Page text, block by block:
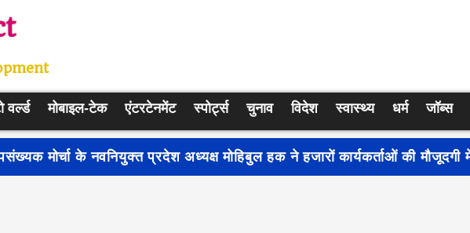
वर्ल्ड मोबाइल-टेक एंटरटेनमेंट स्पोर्ट्स चुनाव विदेश स्वास्थ्य धर्म जॉब्स
बिजली योजना के प्रति जागरूकता बढ़ाने के लिए देशभर में शुरू हुआ नुक्कड़ नाटक